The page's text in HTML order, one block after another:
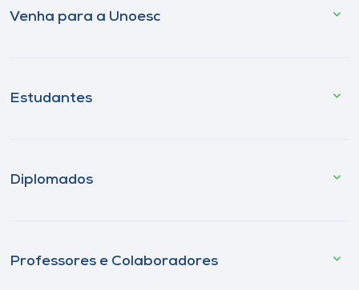
Venha para a Unoesc
Estudantes
Diplomados
Professores e Colaboradores